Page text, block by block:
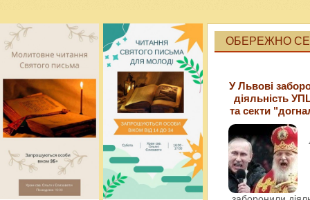
ОБЕРЕЖНО
У Львові
діяльність
та секти